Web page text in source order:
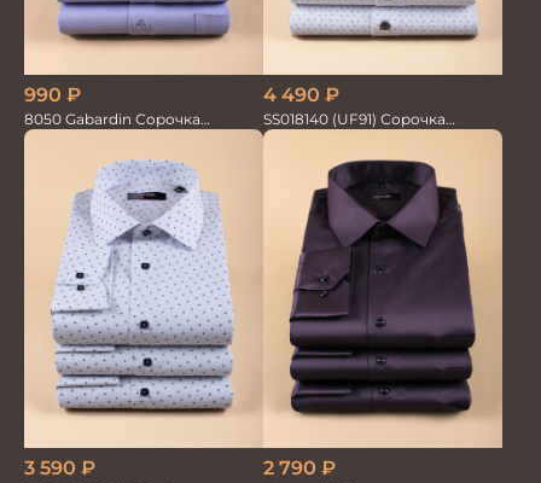
990 ₽
8050 Gabardin Сорочка
мужская кор.рукав
4 490 ₽
SS018140 (UF91) Сорочка
мужская GROSTYLE TRENDY
3 590 ₽ 2 790 ₽